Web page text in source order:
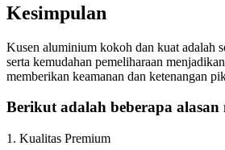
Kesimpulan
Kusen aluminium kokoh dan kuat adalah
serta kemudahan pemeliharaan
memberikan keamanan dan ketenangan
Berikut adalah beberapa
1. Kualitas Premium